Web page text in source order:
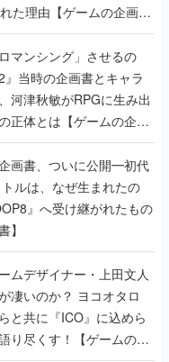
た理由【ゲームの企画
マンシング」させるの
当時の企画書とキャラ
河津秋敏がRPGに生み出
正体とは【ゲームの企画
画書、ついに公開━初代
ルは、なぜ生まれたの
』へ受け継がれたもの
】
ムデザイナー・上田文人
凄いのか？ ヨコオタロ
と共に『ICO』に込めら
り尽くす！【ゲームの企